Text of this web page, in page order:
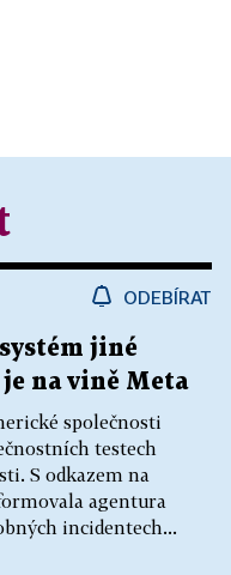
ODEBÍRAT
jiné
na vině Meta
společnosti
testech
S odkazem na
agentura
incidentech...